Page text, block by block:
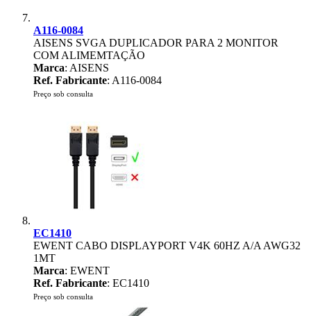
A116-0084
AISENS SVGA DUPLICADOR PARA 2 MONITOR
COM ALIMEMTAÇÃO
Marca: AISENS
Ref. Fabricante: A116-0084
Preço sob consulta
EC1410
EWENT CABO DISPLAYPORT V4K 60HZ A/A AWG32
1MT
Marca: EWENT
Ref. Fabricante: EC1410
Preço sob consulta